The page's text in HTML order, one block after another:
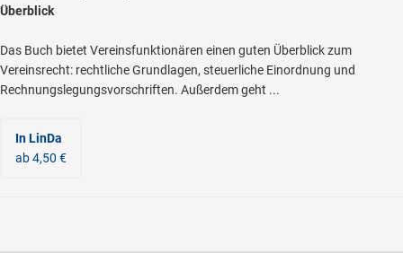
Überblick
Das Buch bietet Vereinsfunktionären einen guten Überblick zum
Vereinsrecht: rechtliche Grundlagen, steuerliche Einordnung und
Rechnungslegungsvorschriften. Außerdem geht ...
In LinDa
ab 4,50 €